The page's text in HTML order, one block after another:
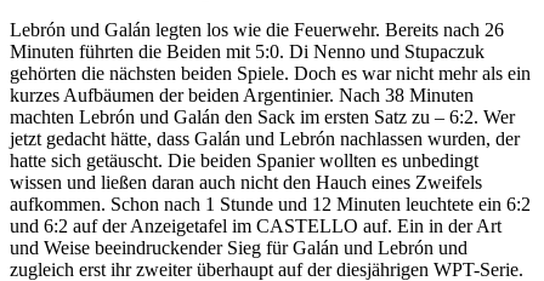
Lebrón und Galán legten los wie die Feuerwehr. Bereits nach 26
Minuten führten die Beiden mit 5:0. Di Nenno und Stupaczuk
gehörten die nächsten beiden Spiele. Doch es war nicht mehr als ein
kurzes Aufbäumen der beiden Argentinier. Nach 38 Minuten
machten Lebrón und Galán den Sack im ersten Satz zu – 6:2. Wer
jetzt gedacht hätte, dass Galán und Lebrón nachlassen wurden, der
hatte sich getäuscht. Die beiden Spanier wollten es unbedingt
wissen und ließen daran auch nicht den Hauch eines Zweifels
aufkommen. Schon nach 1 Stunde und 12 Minuten leuchtete ein 6:2
und 6:2 auf der Anzeigetafel im CASTELLO auf. Ein in der Art
und Weise beeindruckender Sieg für Galán und Lebrón und
zugleich erst ihr zweiter überhaupt auf der diesjährigen WPT-Serie.